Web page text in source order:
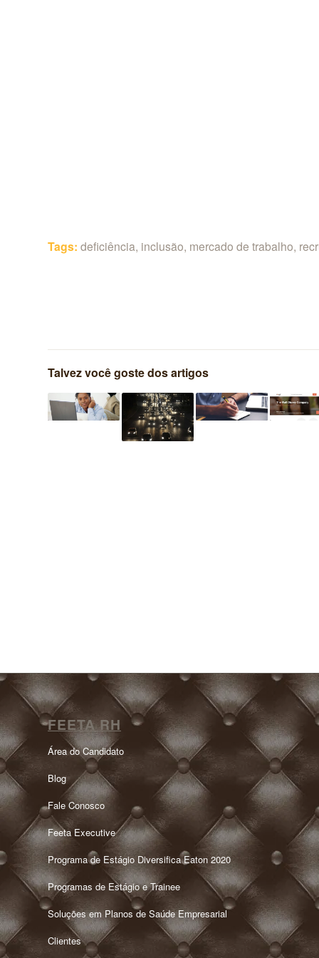
Tags: deficiência, inclusão, mercado de trabalho,
Talvez você goste dos artigos
FEETA RH
Área do Candidato
Blog
Fale Conosco
Feeta Executive
Programa de Estágio Diversifica Eaton 2020
Programas de Estágio e Trainee
Soluções em Planos de Saúde Empresarial
Clientes